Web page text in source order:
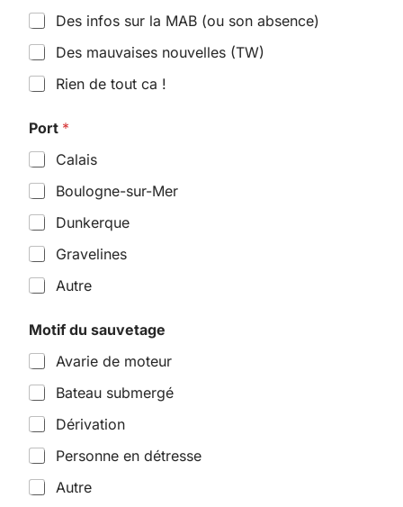
Des infos sur la MAB (ou son absence)
Des mauvaises nouvelles (TW)
Rien de tout ca !
Port *
Calais
Boulogne-sur-Mer
Dunkerque
Gravelines
Autre
Motif du sauvetage
Avarie de moteur
Bateau submergé
Dérivation
Personne en détresse
Autre